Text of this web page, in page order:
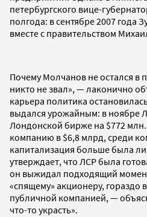
петербургского вице-
полгода: в сентябре 2007 года
вместе с правительством
Почему Молчанов не остался в
никто не звал», — лаконично
карьера политика
выдался урожайным: в ноябре
Лондонской бирже на $772
компанию в $6,8 млрд, среди
капитализация больше была
утверждает, что ЛСР была
он выжидал подходящий
«спящему» акционеру, гораздо
публичной компанией, —
что-то украсть».